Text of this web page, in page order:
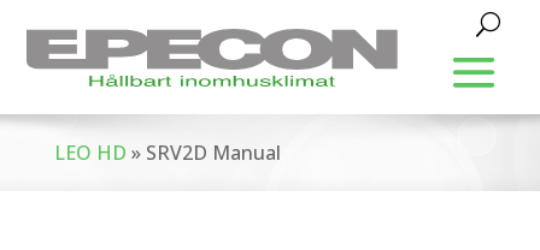
LEO HD » SRV2D Manual